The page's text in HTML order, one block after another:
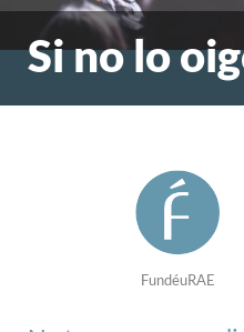
Si no lo
FundéuRAE